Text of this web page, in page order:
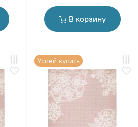
В корзину
Успей купить